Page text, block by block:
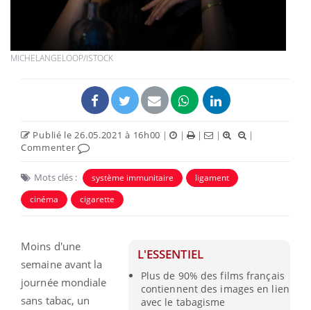
MICHELANGELOOP/ISTOCK
Publié le 26.05.2021 à 16h00 | | | |
|
Commenter
Mots clés : système immunitaire
ligament
cinéma
cigarette
L'ESSENTIEL
Plus de 90% des films français
contiennent des images en lien
avec le tabagisme
Moins d'une
semaine avant la
journée mondiale
sans tabac, un